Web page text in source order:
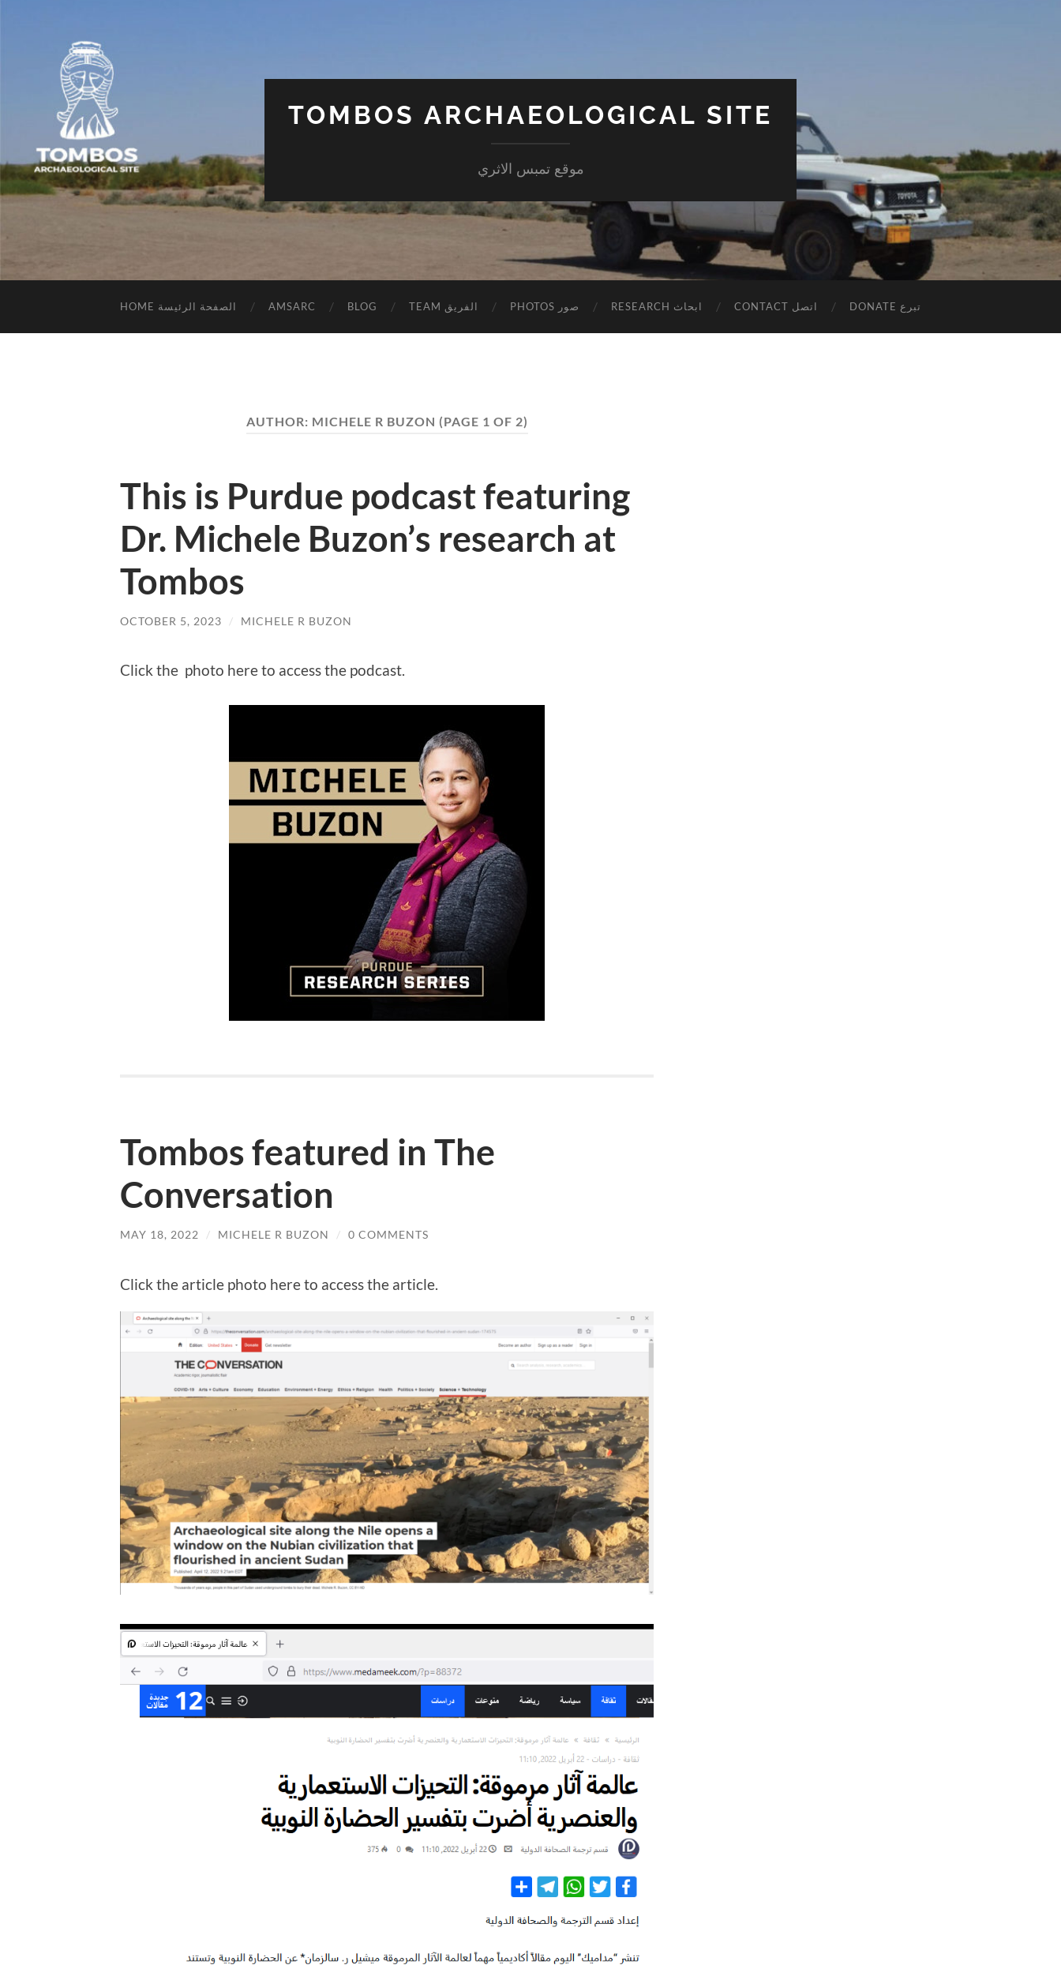
TOMBOS ARCHAEOLOGICAL SITE
موقع تمبس الاثري
HOME الصفحة الرئيسة AMSARC BLOG TEAM الفريق PHOTOS صور RESEARCH ابحاث CONTACT اتصل DONATE تبرع
AUTHOR: MICHELE R BUZON (PAGE 1 OF 2)
This is Purdue podcast featuring
Dr. Michele Buzon’s research at
Tombos
OCTOBER 5, 2023 / MICHELE R BUZON
Click the photo here to access the podcast.
Tombos featured in The
Conversation
MAY 18, 2022 / MICHELE R BUZON / 0 COMMENTS
Click the article photo here to access the article.